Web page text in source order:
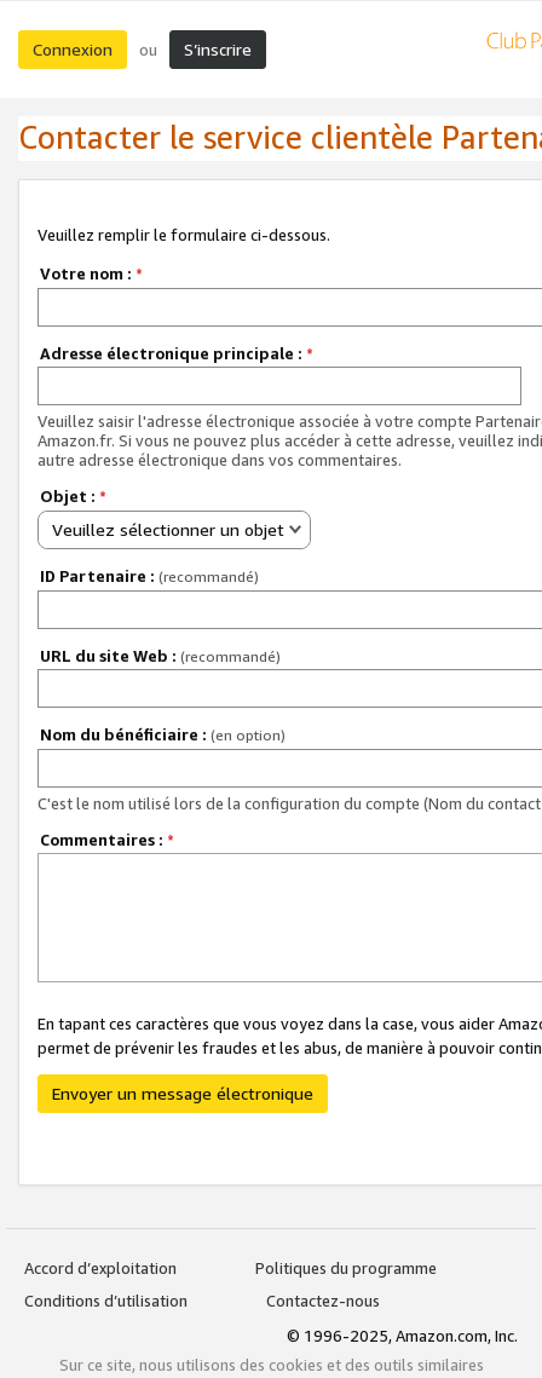
Connexion ou S’inscrire
Contacter le service clientèle
Veuillez remplir le formulaire ci-dessous.
Votre nom : *
Adresse électronique principale : *
Veuillez saisir l'adresse électronique associée à votre compte
Amazon.fr. Si vous ne pouvez plus accéder à cette adresse, veuillez
autre adresse électronique dans vos commentaires.
Objet : *
Veuillez sélectionner un objet
ID Partenaire : (recommandé)
URL du site Web : (recommandé)
Nom du bénéficiaire : (en option)
C'est le nom utilisé lors de la configuration du compte (Nom du
Commentaires : *
En tapant ces caractères que vous voyez dans la case, vous aider
permet de prévenir les fraudes et les abus, de manière à pouvoir
Envoyer un message électronique
Accord d’exploitation
Politiques du programme
Conditions d’utilisation
Contactez-nous
© 1996-2025, Amazon.com, Inc.
Sur ce site, nous utilisons des cookies et des outils similaires